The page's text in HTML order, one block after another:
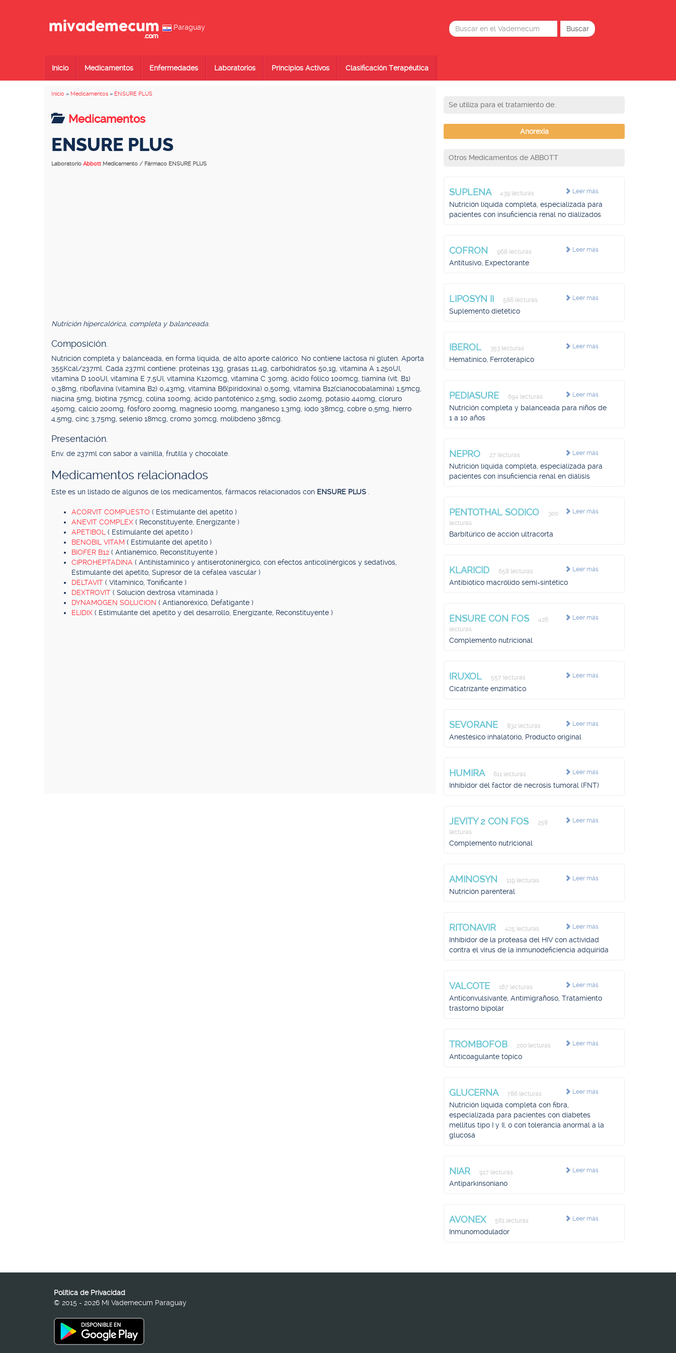
Paraguay
Inicio Medicamentos Enfermedades Laboratorios Principios Activos Clasificación Terapéutica
Inicio » Medicamentos » ENSURE PLUS
Medicamentos
ENSURE PLUS
Laboratorio Abbott Medicamento / Fármaco ENSURE PLUS
Nutrición hipercalórica, completa y balanceada.
Composición.
Nutrición completa y balanceada, en forma líquida, de alto aporte calórico. No contiene lactosa ni gluten. Aporta
355Kcal/237ml. Cada 237ml contiene: proteínas 13g, grasas 11,4g, carbohidratos 50,1g, vitamina A 1.250UI,
vitamina D 100UI, vitamina E 7,5UI, vitamina K120mcg, vitamina C 30mg, ácido fólico 100mcg, tiamina (vit. B1)
0,38mg, riboflavina (vitamina B2) 0,43mg, vitamina B6(piridoxina) 0,50mg, vitamina B12(cianocobalamina) 1,5mcg,
niacina 5mg, biotina 75mcg, colina 100mg, ácido pantoténico 2,5mg, sodio 240mg, potasio 440mg, cloruro
450mg, calcio 200mg, fósforo 200mg, magnesio 100mg, manganeso 1,3mg, iodo 38mcg, cobre 0,5mg, hierro
4,5mg, cinc 3,75mg, selenio 18mcg, cromo 30mcg, molibdeno 38mcg.
Presentación.
Env. de 237ml con sabor a vainilla, frutilla y chocolate.
Medicamentos relacionados
Este es un listado de algunos de los medicamentos, fármacos relacionados con ENSURE PLUS
ACORVIT COMPUESTO ( Estimulante del apetito )
ANEVIT COMPLEX ( Reconstituyente, Energizante )
APETIBOL ( Estimulante del apetito )
BENOBIL VITAM ( Estimulante del apetito )
BIOFER B12 ( Antianémico, Reconstituyente )
CIPROHEPTADINA ( Antihistamínico y antiserotoninérgico, con efectos anticolinérgicos y sedativos,
Estimulante del apetito, Supresor de la cefalea vascular )
DELTAVIT ( Vitamínico, Tonificante )
DEXTROVIT ( Solución dextrosa vitaminada )
DYNAMOGEN SOLUCION ( Antianoréxico, Defatigante )
ELIDIX ( Estimulante del apetito y del desarrollo, Energizante, Reconstituyente )
Se utiliza para el tratamiento de:
Anorexia
Otros Medicamentos de ABBOTT
Leer más
SUPLENA 439 lecturas
Nutrición líquida completa, especializada para
pacientes con insuficiencia renal no dializados
Leer más
COFRON 968 lecturas
Antitusivo, Expectorante
Leer más
LIPOSYN II 586 lecturas
Suplemento dietético
Leer más
IBEROL 353 lecturas
Hematínico, Ferroterápico
Leer más
PEDIASURE 694 lecturas
Nutrición completa y balanceada para niños de
1 a 10 años
Leer más
NEPRO 27 lecturas
Nutrición líquida completa, especializada para
pacientes con insuficiencia renal en diálisis
Leer más
PENTOTHAL SODICO
300
lecturas
Barbitúrico de acción ultracorta
Leer más
KLARICID 658 lecturas
Antibiótico macrólido semi-sintético
Leer más
ENSURE CON FOS
426
lecturas
Complemento nutricional
Leer más
IRUXOL 557 lecturas
Cicatrizante enzimático
Leer más
SEVORANE 832 lecturas
Anestésico inhalatorio, Producto original
Leer más
HUMIRA 611 lecturas
Inhibidor del factor de necrosis tumoral (FNT)
Leer más
JEVITY 2 CON FOS
258
lecturas
Complemento nutricional
Leer más
AMINOSYN 119 lecturas
Nutrición parenteral
Leer más
RITONAVIR 425 lecturas
Inhibidor de la proteasa del HIV con actividad
contra el virus de la inmunodeficiencia adquirida
Leer más
VALCOTE 167 lecturas
Anticonvulsivante, Antimigrañoso, Tratamiento
trastorno bipolar
Leer más
TROMBOFOB 200 lecturas
Anticoagulante tópico
Leer más
GLUCERNA 786 lecturas
Nutrición líquida completa con fibra,
especializada para pacientes con diabetes
mellitus tipo I y II, o con tolerancia anormal a la
glucosa
Leer más
NIAR 917 lecturas
Antiparkinsoniano
Leer más
AVONEX 561 lecturas
Inmunomodulador
Política de Privacidad
© 2015 - 2026 Mi Vademecum Paraguay